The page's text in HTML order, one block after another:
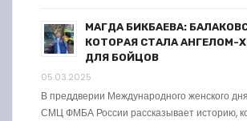
МАГДА БИКБАЕВА:
КОТОРАЯ СТАЛА АНГЕЛОМ-
ДЛЯ БОЙЦОВ
05.03.2025
В преддверии Международного женского
СМЦ ФМБА России рассказывает историю,